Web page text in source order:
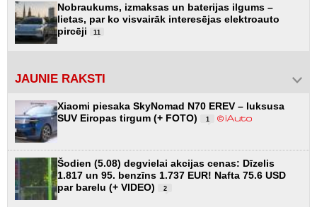
Nobraukums, izmaksas un baterijas ilgums –
lietas, par ko visvairāk interesējas elektroauto
pircēji
11
JAUNIE RAKSTI
Xiaomi piesaka SkyNomad N70 EREV – luksusa
SUV Eiropas tirgum (+ FOTO)
1
Šodien (5.08) degvielai akcijas cenas: Dīzelis
1.817 un 95. benzīns 1.737 EUR! Nafta 75.6 USD
par barelu (+ VIDEO)
2